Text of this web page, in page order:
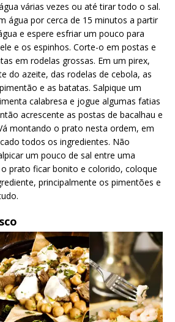
várias vezes ou até tirar todo o sal.
água por cerca de 15 minutos a partir
e espere esfriar um pouco para
e os espinhos. Corte-o em postas e
em rodelas grossas. Em um pirex,
do azeite, das rodelas de cebola, as
e as batatas. Salpique um
calabresa e jogue algumas fatias
acrescente as postas de bacalhau e
montando o prato nesta ordem, em
todos os ingredientes. Não
um pouco de sal entre uma
prato ficar bonito e colorido, coloque
principalmente os pimentões e